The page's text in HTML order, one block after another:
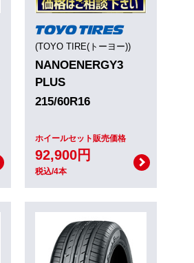
(TOYO TIRE(トーヨー))
NANOENERGY3
PLUS
215/60R16
ホイールセット販売価格
92,900円
税込/4本